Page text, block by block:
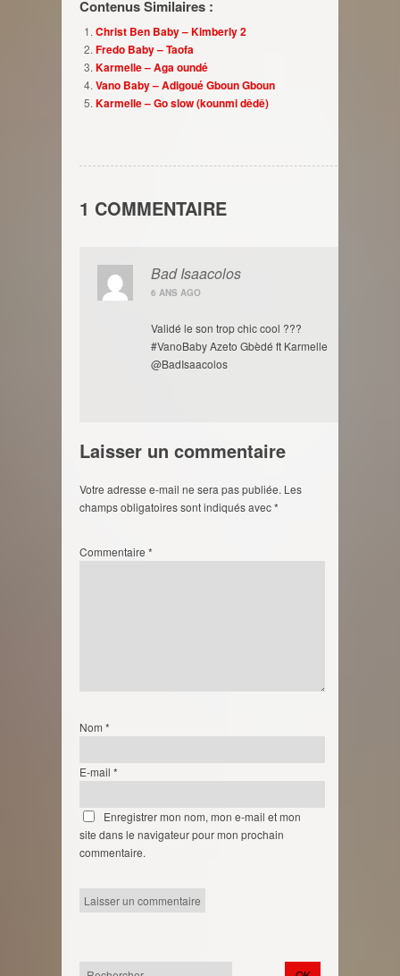
Contenus Similaires :
Christ Ben Baby – Kimberly 2
Fredo Baby – Taofa
Karmelle – Aga oundé
Vano Baby – Adigoué Gboun Gboun
Karmelle – Go slow (kounmi dêdê)
1 COMMENTAIRE
Bad Isaacolos
6 ANS AGO
Validé le son trop chic cool ???
#VanoBaby Azeto Gbèdé ft Karmelle
@BadIsaacolos
Laisser un commentaire
Votre adresse e-mail ne sera pas publiée. Les
champs obligatoires sont indiqués avec*
Commentaire *
Nom *
E-mail *
Enregistrer mon nom, mon e-mail et mon
site dans le navigateur pour mon prochain
commentaire.